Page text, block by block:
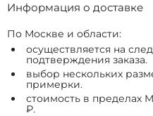
Информация о доставке
По Москве и области:
осуществляется на
подтверждения заказа.
выбор нескольких
примерки.
стоимость в пределах
₽.